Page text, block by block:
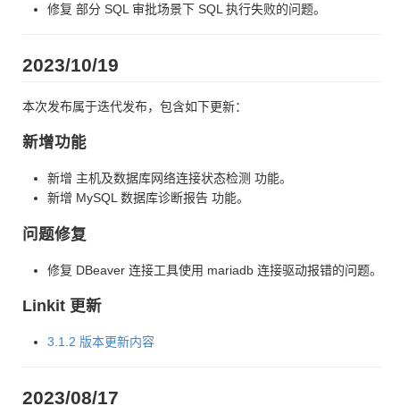
修复 部分 SQL 审批场景下 SQL 执行失败的问题。
2023/10/19
本次发布属于迭代发布，包含如下更新：
新增功能
新增 主机及数据库网络连接状态检测 功能。
新增 MySQL 数据库诊断报告 功能。
问题修复
修复 DBeaver 连接工具使用 mariadb 连接驱动报错的问题。
Linkit 更新
3.1.2 版本更新内容
2023/08/17